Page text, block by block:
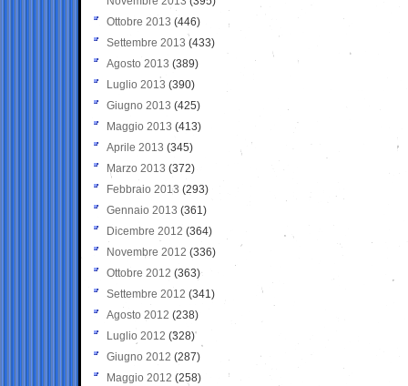
Ottobre 2013 (446)
Settembre 2013 (433)
Agosto 2013 (389)
Luglio 2013 (390)
Giugno 2013 (425)
Maggio 2013 (413)
Aprile 2013 (345)
Marzo 2013 (372)
Febbraio 2013 (293)
Gennaio 2013 (361)
Dicembre 2012 (364)
Novembre 2012 (336)
Ottobre 2012 (363)
Settembre 2012 (341)
Agosto 2012 (238)
Luglio 2012 (328)
Giugno 2012 (287)
Maggio 2012 (258)